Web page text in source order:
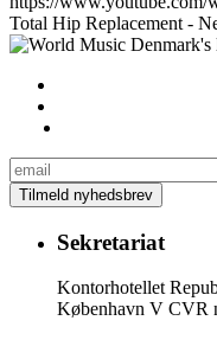
Total Hip Replacement -
Sekretariat
Kontorhotellet
København V CVR